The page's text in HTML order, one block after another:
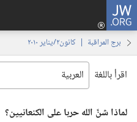
JW.ORG
برج المراقبة | ‏‎كانون٢/يناير‏ ‏‎٢٠١٠‏
اقرأ باللغة
لماذا شنَّ الله حربا على الكنعانيين؟‏